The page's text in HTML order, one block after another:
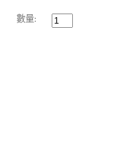
數量: